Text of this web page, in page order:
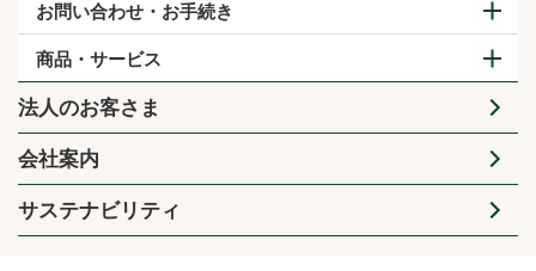
お問い合わせ・お手続き
商品・サービス
法人のお客さま
会社案内
サステナビリティ